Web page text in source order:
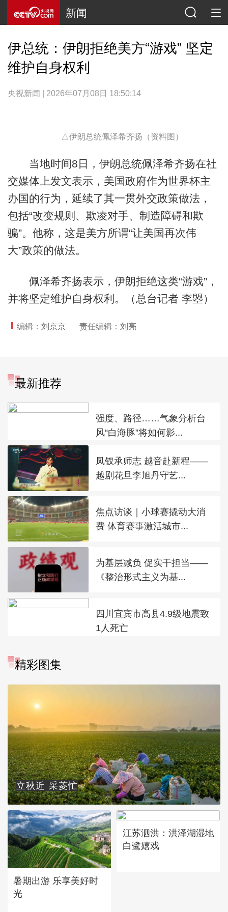
新闻
伊总统：伊朗拒绝美方“游戏” 坚定
维护自身权利
央视新闻 | 2026年07月08日 18:50:14
△伊朗总统佩泽希齐扬（资料图）
当地时间8日，伊朗总统佩泽希齐扬在社
交媒体上发文表示，美国政府作为世界杯主
办国的行为，延续了其一贯外交政策做法，
包括“改变规则、欺凌对手、制造障碍和欺
骗”。他称，这是美方所谓“让美国再次伟
大”政策的做法。
佩泽希齐扬表示，伊朗拒绝这类“游戏”，
并将坚定维护自身权利。（总台记者 李曌）
编辑：刘京京 责任编辑：刘亮
最新推荐
强度、路径……气象分析台
风“白海豚”将如何影...
凤钗承师志 越音赴新程——
越剧花旦李旭丹守艺...
焦点访谈｜小球赛撬动大消
费 体育赛事激活城市...
为基层减负 促实干担当——
《整治形式主义为基...
四川宜宾市高县4.9级地震致
1人死亡
精彩图集
立秋近 采菱忙
暑期出游 乐享美好时
光
江苏泗洪：洪泽湖湿地
白鹭嬉戏